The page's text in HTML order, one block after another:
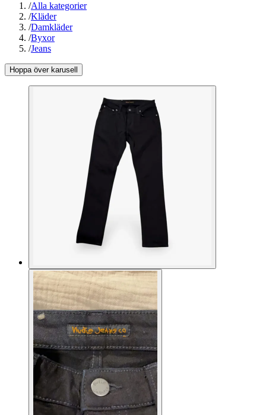
/Alla kategorier
/Kläder
/Damkläder
/Byxor
/Jeans
Hoppa över karusell